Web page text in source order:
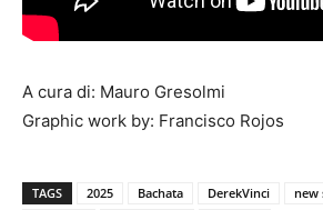
A cura di: Mauro Gresolmi
Graphic work by: Francisco Rojos
TAGS 2025 Bachata DerekVinci new